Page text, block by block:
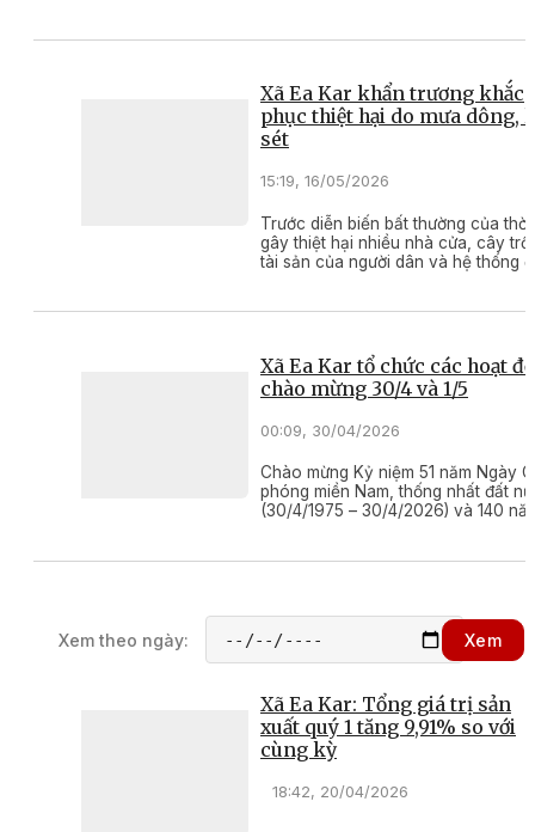
Xã Ea Kar khẩn trương khắc
phục thiệt hại do mưa dông,
sét
15:19, 16/05/2026
Trước diễn biến bất thường của thời
gây thiệt hại nhiều nhà cửa, cây
tài sản của người dân và hệ thống
Xã Ea Kar tổ chức các hoạt
chào mừng 30/4 và 1/5
00:09, 30/04/2026
Chào mừng Kỷ niệm 51 năm Ngày
phóng miền Nam, thống nhất đất
(30/4/1975 – 30/4/2026) và 140
UBND xã Ea Kar đã tổ chức Giải
Xem theo ngày: Xem
Xã Ea Kar: Tổng giá trị sản
xuất quý 1 tăng 9,91% so với
cùng kỳ
18:42, 20/04/2026